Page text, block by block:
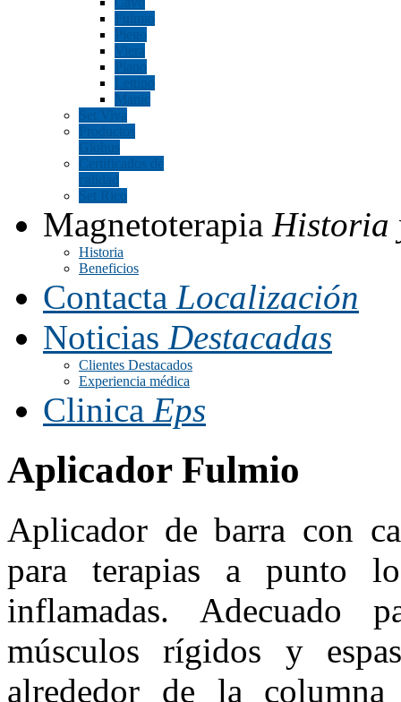
Fulmio
Piego
Viera
Piano
Lettino
Manic
Set Viva
Productos
Globus
Certificados de
calidad
Set Rico
Magnetoterapia Historia
Historia
Beneficios
Contacta Localización
Noticias Destacadas
Clientes Destacados
Experiencia médica
Clinica Eps
Aplicador Fulmio
Aplicador de barra con
para terapias a punto
inflamadas. Adecuado
músculos rígidos y
alrededor de la